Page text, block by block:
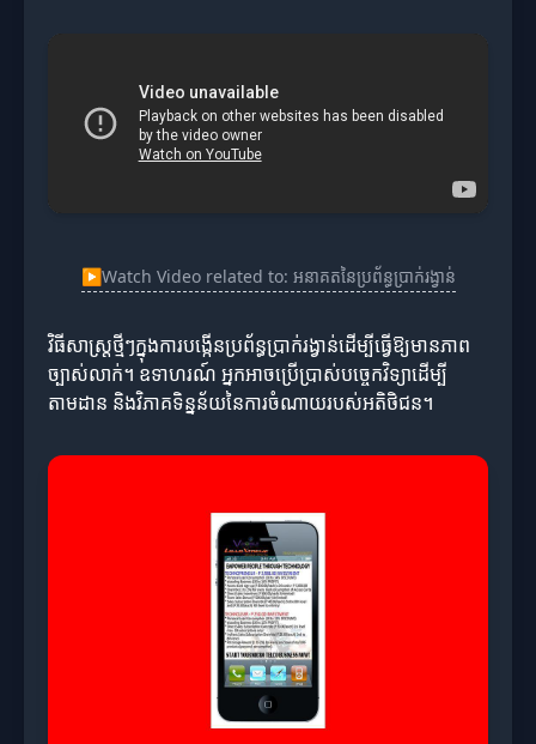
▶Watch Video related to: អនាគតនៃប្រព័ន្ធប្រាក់រង្វាន់
វិធីសាស្រ្តថ្មីៗក្នុងការបង្កើនប្រព័ន្ធប្រាក់រង្វាន់ដើម្បីធ្វើឱ្យមានភាព
ច្បាស់លាក់។ ឧទាហរណ៍ អ្នកអាចប្រើប្រាស់បច្ចេកវិទ្យាដើម្បី
តាមដាន និងវិភាគទិន្នន័យនៃការចំណាយរបស់អតិថិជន។